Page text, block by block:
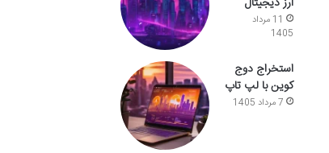
11 مرداد
1405
استخراج دوج
کوین با لپ تاپ
7 مرداد 1405